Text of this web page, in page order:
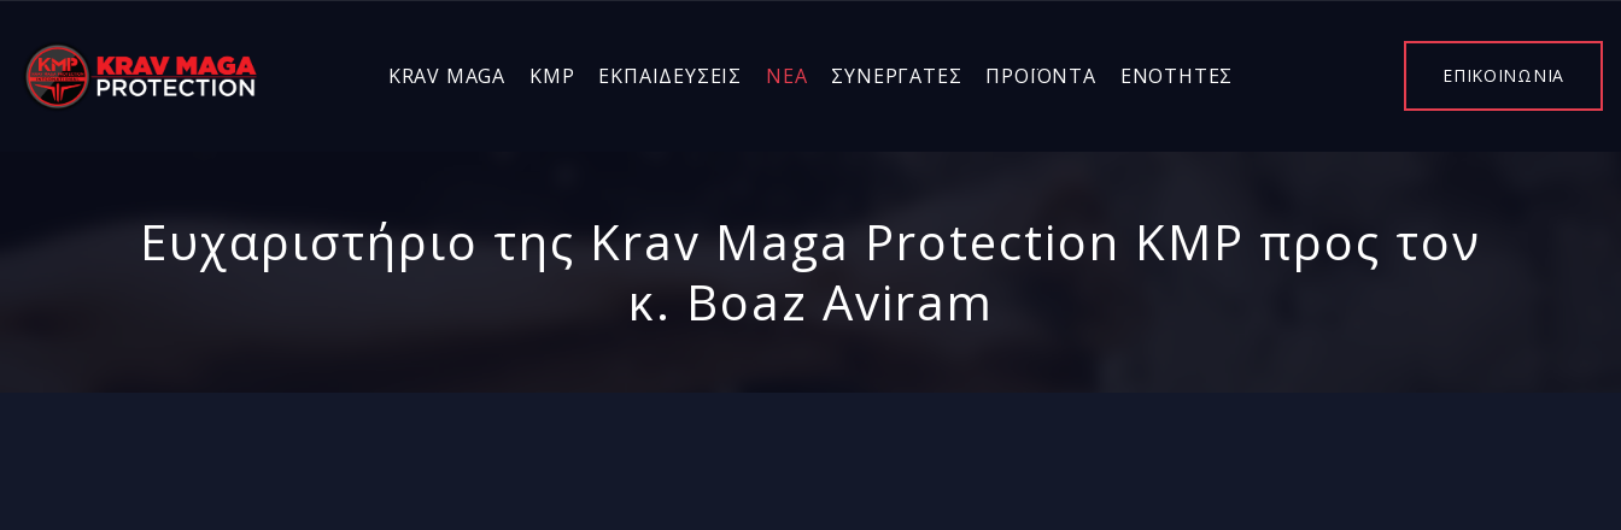
KRAV MAGA KMP ΕΚΠΑΙΔΕΥΣΕΙΣ ΝΕΑ ΣΥΝΕΡΓΑΤΕΣ ΠΡΟΪΟΝΤΑ ΕΝΌΤΗΤΕΣ ΕΠΙΚΟΙΝΩΝΙΑ
Ευχαριστήριο της Krav Maga Protection KMP προς τον
κ. Boaz Aviram